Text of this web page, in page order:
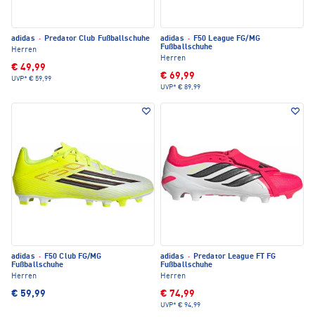
adidas · Predator Club Fußballschuhe
Herren
€ 49,99
UVP* € 59,99
adidas · F50 League FG/MG
Fußballschuhe
Herren
€ 69,99
UVP* € 89,99
adidas · F50 Club FG/MG
Fußballschuhe
Herren
€ 59,99
adidas · Predator League FT FG
Fußballschuhe
Herren
€ 74,99
UVP* € 94,99